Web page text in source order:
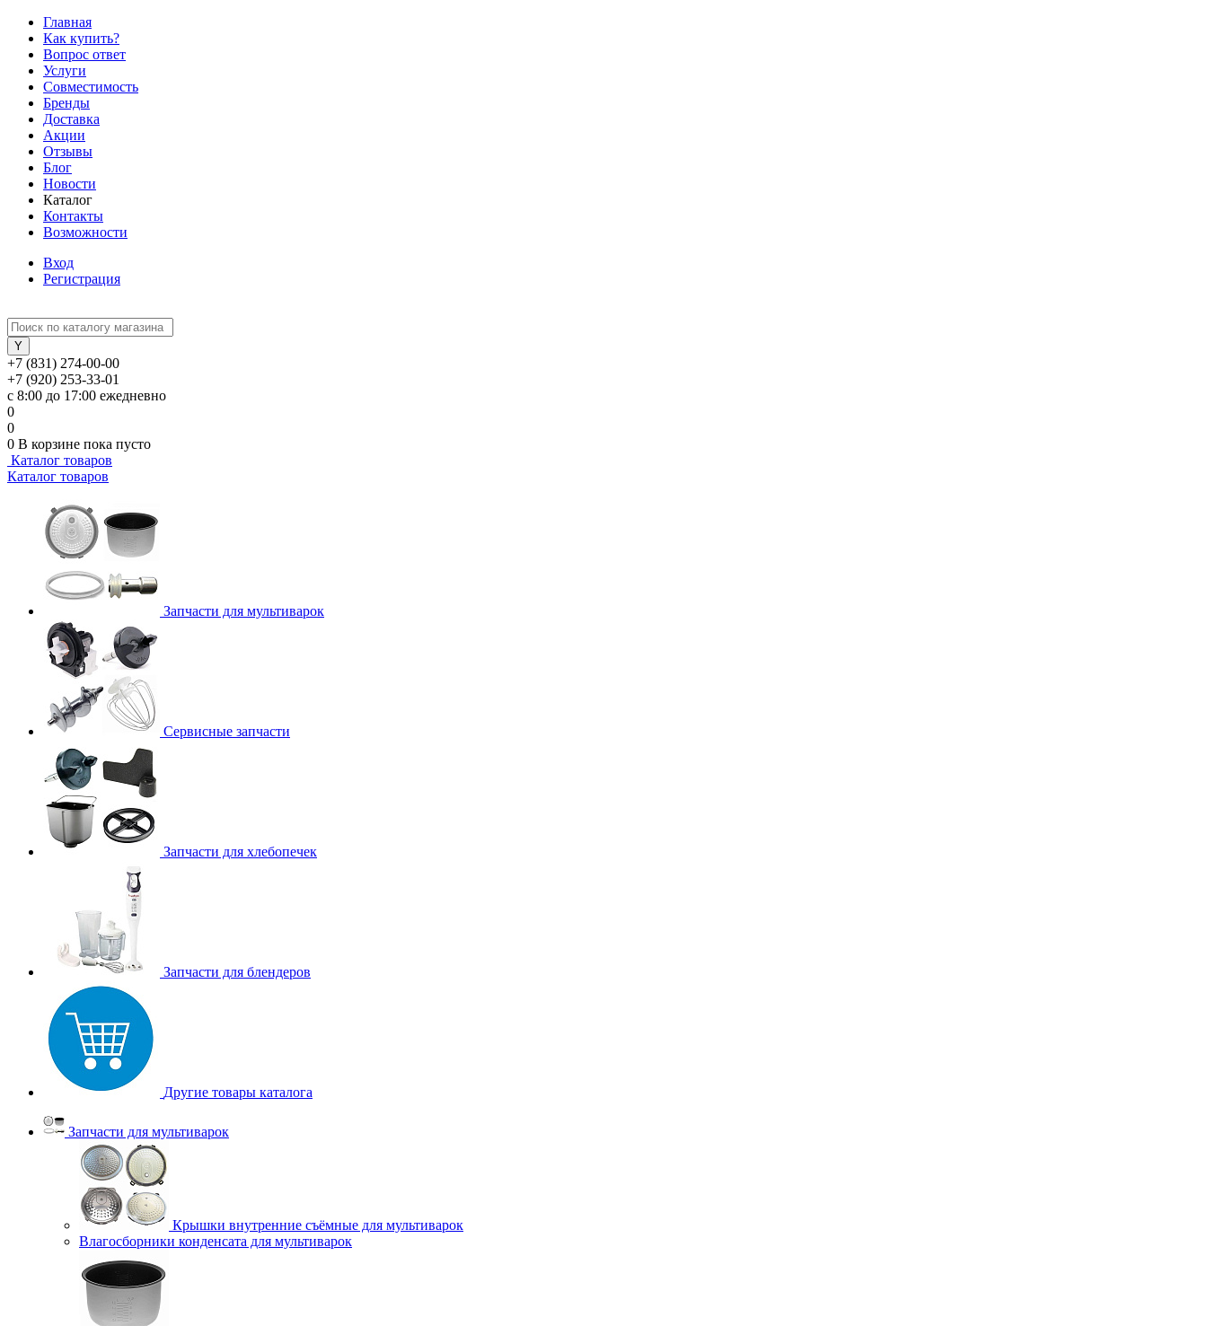
Главная
Как купить?
Вопрос ответ
Услуги
Совместимость
Бренды
Доставка
Акции
Отзывы
Блог
Новости
Каталог
Контакты
Возможности
Вход
Регистрация
+7 (831) 274-00-00
+7 (920) 253-33-01
с 8:00 до 17:00 ежедневно
0
0
0 В корзине пока пусто
Каталог товаров
Каталог товаров
Запчасти для мультиварок
Сервисные запчасти
Запчасти для хлебопечек
Запчасти для блендеров
Другие товары каталога
Запчасти для мультиварок
Крышки внутренние съёмные для мультиварок
Влагосборники конденсата для мультиварок